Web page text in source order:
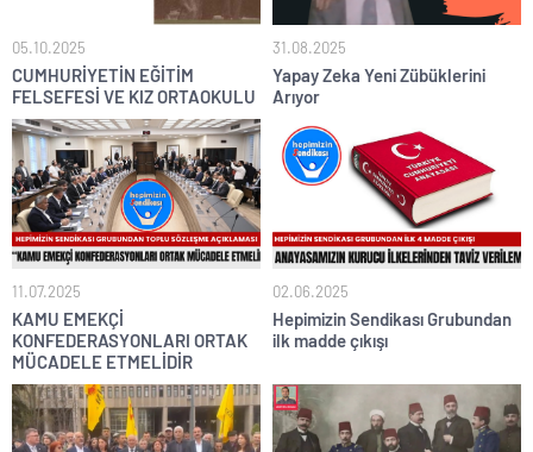
05.10.2025
CUMHURİYETİN EĞİTİM
FELSEFESİ VE KIZ ORTAOKULU
31.08.2025
Yapay Zeka Yeni Zübüklerini
Arıyor
11.07.2025
KAMU EMEKÇİ
KONFEDERASYONLARI ORTAK
MÜCADELE ETMELİDİR
02.06.2025
Hepimizin Sendikası Grubundan
ilk madde çıkışı